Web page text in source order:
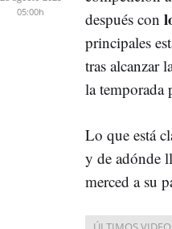
05:00h
después con
principales
tras alcanzar
la temporada
Lo que está
y de adónde
merced a su